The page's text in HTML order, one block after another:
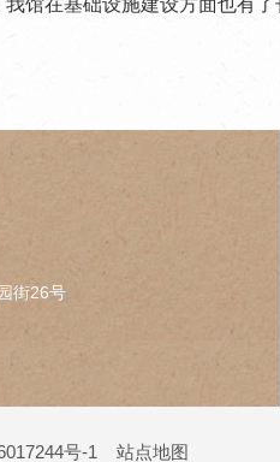
馆在基础设施建设方面也有
街26号
号-1 站点地图